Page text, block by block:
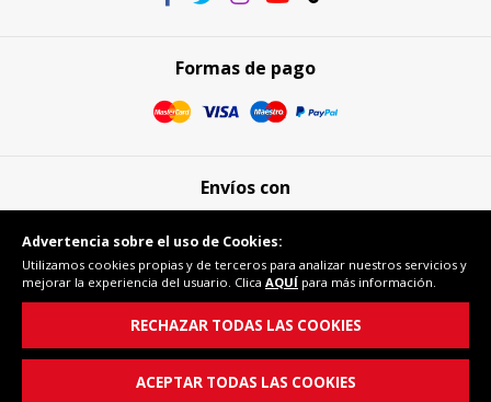
Formas de pago
Envíos con
Compra segura
Advertencia sobre el uso de Cookies:
Utilizamos cookies propias y de terceros para analizar nuestros servicios y
mejorar la experiencia del usuario. Clica AQUÍ para más información.
RECHAZAR TODAS LAS COOKIES
ACEPTAR TODAS LAS COOKIES